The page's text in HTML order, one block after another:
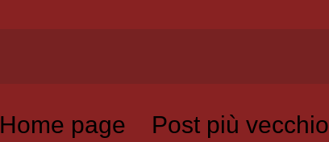
Post più vecchio
Home page